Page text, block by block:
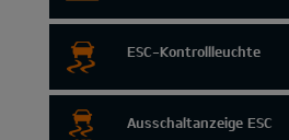
ESC-Kontrollleuchte
Ausschaltanzeige ESC